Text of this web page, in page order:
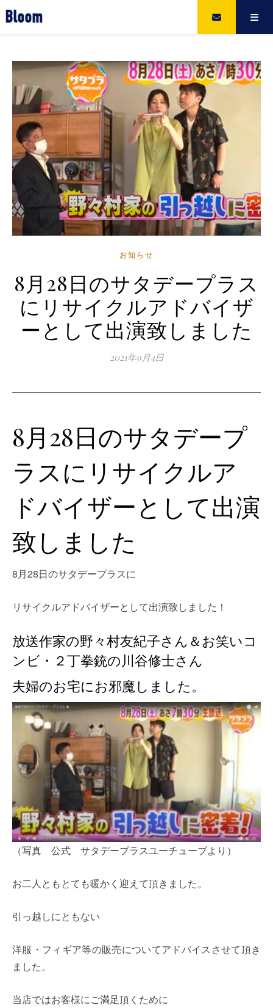
Bloom
お知らせ
8月28日のサタデープラス
にリサイクルアドバイザ
ーとして出演致しました
2021年9月4日
8月28日のサタデープ
ラスにリサイクルア
ドバイザーとして出演
致しました
8月28日のサタデープラスに
リサイクルアドバイザーとして出演致しました！
放送作家の野々村友紀子さん＆お笑いコ
ンビ・２丁拳銃の川谷修士さん
夫婦のお宅にお邪魔しました。
（写真 公式 サタデープラスユーチューブより）
お二人ともとても暖かく迎えて頂きました。
引っ越しにともない
洋服・フィギア等の販売についてアドバイスさせて頂き
ました。
当店ではお客様にご満足頂くために